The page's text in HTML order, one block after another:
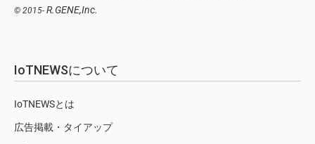
© 2015- R.GENE,Inc.
IoTNEWSについて
IoTNEWSとは
広告掲載・タイアップ